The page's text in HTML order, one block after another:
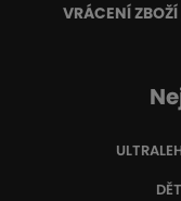
VRÁCENÍ